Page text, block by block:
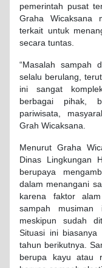
pemerintah pusat
Graha Wicaksana
terkait untuk
secara tuntas.
“Masalah sampah
selalu berulang,
ini sangat
berbagai pihak,
pariwisata,
Grah Wicaksana.
Menurut Graha
Dinas Lingkungan
berupaya
dalam menangani
karena faktor
sampah
meskipun sudah
Situasi ini
tahun berikutnya.
berupa kayu atau